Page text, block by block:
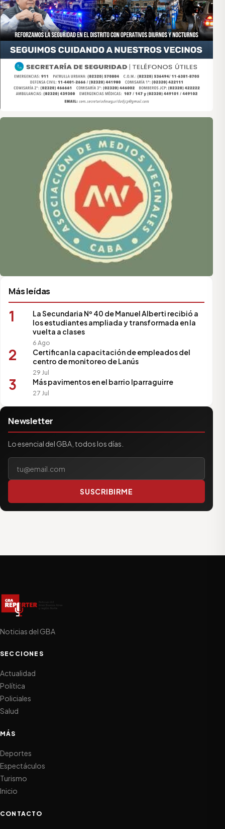
Asociación de Medios Vecinales
Más leídas
1
La Secundaria Nº 40 de Manuel Alberti recibió a
los estudiantes ampliada y transformada en la
vuelta a clases
6 Ago
2
Certifican la capacitación de empleados del
centro de monitoreo de Lanús
29 Jul
3 Más pavimentos en el barrio Iparraguirre
27 Jul
Newsletter
Lo esencial del GBA, todos los días.
Tu correo electrónico
SUSCRIBIRME
Noticias del GBA
SECCIONES
Actualidad
Política
Policiales
Salud
MÁS
Deportes
Espectáculos
Turismo
Inicio
CONTACTO